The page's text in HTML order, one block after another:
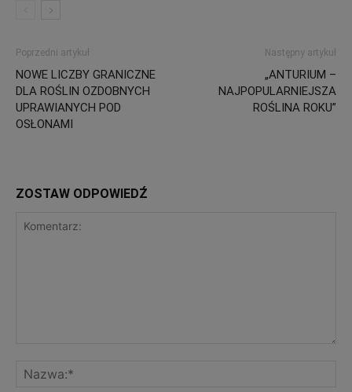
Poprzedni artykuł
NOWE LICZBY GRANICZNE
DLA ROŚLIN OZDOBNYCH
UPRAWIANYCH POD
OSŁONAMI
Następny artykuł
„ANTURIUM –
NAJPOPULARNIEJSZA
ROŚLINA ROKU”
ZOSTAW ODPOWIEDŹ